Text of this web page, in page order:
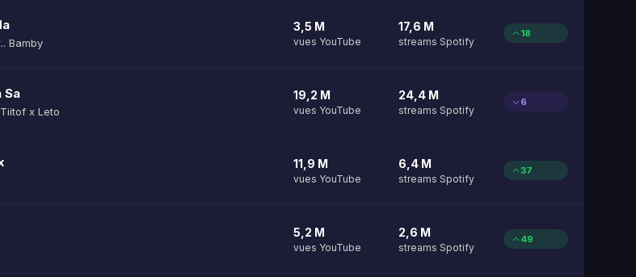
Bamby
3,5 M
vues YouTube
17,6 M
streams Spotify
18
Sa
x Leto
19,2 M
vues YouTube
24,4 M
streams Spotify
6
11,9 M
vues YouTube
6,4 M
streams Spotify
37
5,2 M
vues YouTube
2,6 M
streams Spotify
49